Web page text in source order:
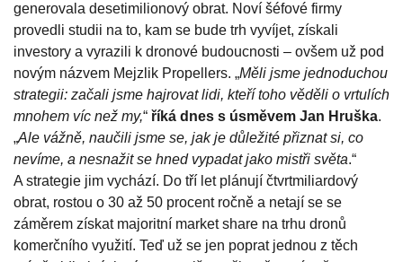
generovala desetimilionový obrat. Noví šéfové firmy
provedli studii na to, kam se bude trh vyvíjet, získali
investory a vyrazili k dronové budoucnosti – ovšem už pod
novým názvem Mejzlik Propellers. „Měli jsme jednoduchou
strategii: začali jsme hajrovat lidi, kteří toho věděli o vrtulích
mnohem víc než my,“ říká dnes s úsměvem Jan Hruška.
„Ale vážně, naučili jsme se, jak je důležité přiznat si, co
nevíme, a nesnažit se hned vypadat jako mistři světa.“
A strategie jim vychází. Do tří let plánují čtvrtmiliardový
obrat, rostou o 30 až 50 procent ročně a netají se se
záměrem získat majoritní market share na trhu dronů
komerčního využití. Teď už se jen poprat jednou z těch